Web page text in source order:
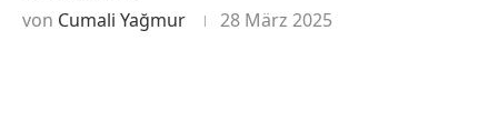
von Cumali Yağmur 28 März 2025